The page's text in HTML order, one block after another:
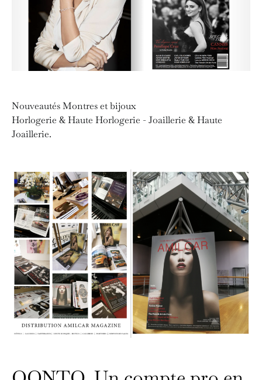
Nouveautés Montres et bijoux
Horlogerie & Haute Horlogerie - Joaillerie & Haute
Joaillerie.